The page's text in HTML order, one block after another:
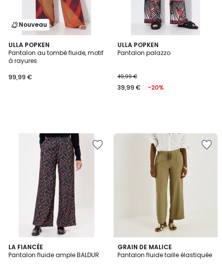
Nouveau
ULLA POPKEN
Pantalon au tombé fluide, motif
à rayures
99,99 €
ULLA POPKEN
Pantalon palazzo
49,99 €
39,99 € -20%
LA FIANCÉE
Pantalon fluide ample BALDUR
2
Couleurs
GRAIN DE MALICE
Pantalon fluide taille élastiquée
4
Couleurs